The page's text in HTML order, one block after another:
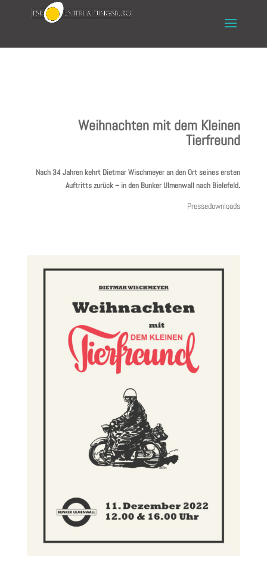
Weihnachten mit dem Kleinen
Tierfreund
Nach 34 Jahren kehrt Dietmar Wischmeyer an den Ort seines ersten
Auftritts zurück – in den Bunker Ulmenwall nach Bielefeld.
Pressedownloads